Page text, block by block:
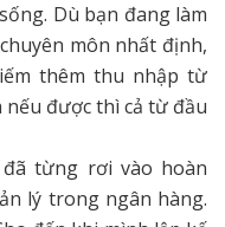
Dù bạn đang làm
môn nhất định,
thêm thu nhập từ
được thì cả từ đầu
từng rơi vào hoàn
lý trong ngân hàng.